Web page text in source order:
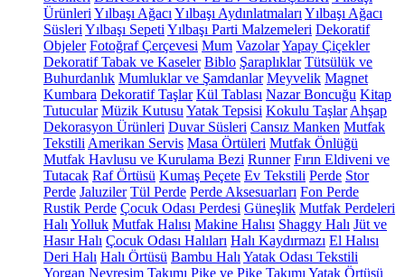
Ürünleri Yılbaşı Ağacı Yılbaşı Aydınlatmaları Yılbaşı Ağacı
Süsleri Yılbaşı Sepeti Yılbaşı Parti Malzemeleri Dekoratif
Objeler Fotoğraf Çerçevesi Mum VazolarYapay Çiçekler
Dekoratif Tabak ve Kaseler Biblo Şaraplıklar Tütsülük ve
Buhurdanlık Mumluklar ve Şamdanlar Meyvelik Magnet
Kumbara Dekoratif Taşlar Kül Tablası Nazar Boncuğu Kitap
Tutucular Müzik Kutusu Yatak Tepsisi Kokulu Taşlar Ahşap
Dekorasyon Ürünleri Duvar Süsleri Cansız Manken Mutfak
Tekstili Amerikan Servis Masa Örtüleri Mutfak Önlüğü
Mutfak Havlusu ve Kurulama Bezi Runner Fırın Eldiveni ve
Tutacak Raf Örtüsü Kumaş Peçete Ev Tekstili Perde Stor
Perde Jaluziler Tül Perde Perde Aksesuarları Fon Perde
Rustik Perde Çocuk Odası Perdesi Güneşlik Mutfak Perdeleri
Halı Yolluk Mutfak Halısı Makine Halısı Shaggy Halı Jüt ve
Hasır Halı Çocuk Odası Halıları Halı Kaydırmazı El Halısı
Deri Halı Halı Örtüsü Bambu Halı Yatak Odası Tekstili
Yorgan Nevresim Takımı Pike ve Pike Takımı Yatak Örtüsü